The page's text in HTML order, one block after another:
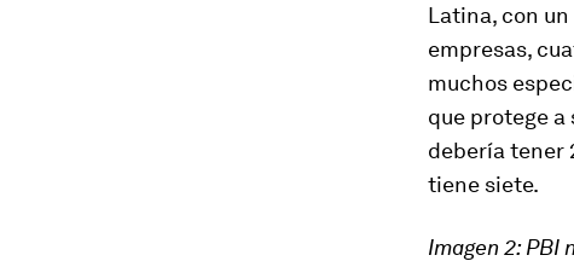
Latina, con
empresas,
muchos
que protege a
debería tener
tiene siete.
Imagen 2: PBI